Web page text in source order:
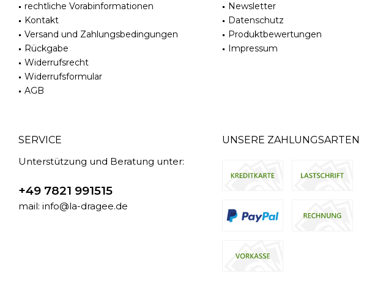
rechtliche Vorabinformationen
Kontakt
Versand und Zahlungsbedingungen
Rückgabe
Widerrufsrecht
Widerrufsformular
AGB
Newsletter
Datenschutz
Produktbewertungen
Impressum
SERVICE
Unterstützung und Beratung unter:
+49 7821 991515
mail: info@la-dragee.de
UNSERE ZAHLUNGSARTEN